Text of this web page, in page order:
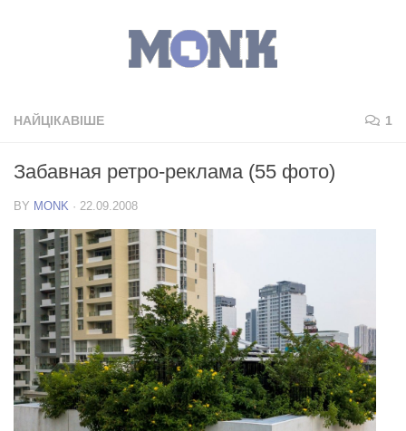
НАЙЦІКАВІШЕ 1
Забавная ретро-реклама (55 фото)
BY MONK · 22.09.2008